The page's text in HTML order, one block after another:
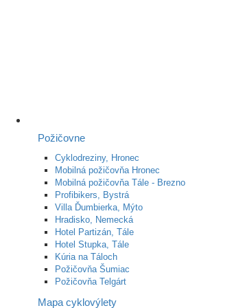
Požičovne
Cyklodreziny, Hronec
Mobilná požičovňa Hronec
Mobilná požičovňa Tále - Brezno
Profibikers, Bystrá
Villa Ďumbierka, Mýto
Hradisko, Nemecká
Hotel Partizán, Tále
Hotel Stupka, Tále
Kúria na Táloch
Požičovňa Šumiac
Požičovňa Telgárt
Mapa cyklovýlety